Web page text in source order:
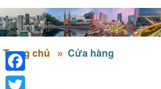
Trang chủ Cửa hàng
Facebook